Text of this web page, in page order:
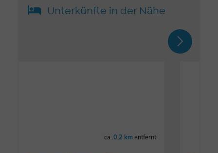
Unterkünfte in der Nähe
ca.0,2 kmentfernt